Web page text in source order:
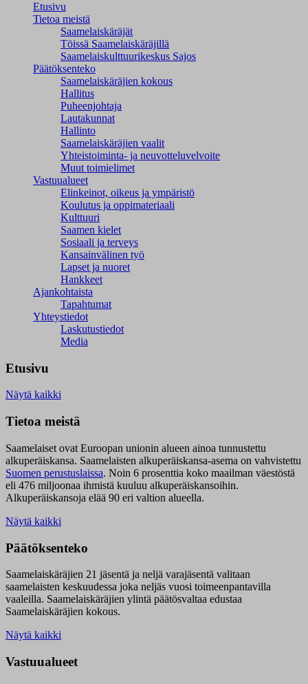
Etusivu
Tietoa meistä
Saamelaiskäräjät
Töissä Saamelaiskäräjillä
Saamelaiskulttuuri­keskus Sajos
Päätöksenteko
Saamelaiskäräjien kokous
Hallitus
Puheenjohtaja
Lautakunnat
Hallinto
Saamelaiskäräjien vaalit
Yhteistoiminta- ja neuvotteluvelvoite
Muut toimielimet
Vastuualueet
Elinkeinot, oikeus ja ympäristö
Koulutus ja oppimateriaali
Kulttuuri
Saamen kielet
Sosiaali ja terveys
Kansainvälinen työ
Lapset ja nuoret
Hankkeet
Ajankohtaista
Tapahtumat
Yhteystiedot
Laskutustiedot
Media
Etusivu
Näytä kaikki
Tietoa meistä
Saamelaiset ovat Euroopan unionin alueen ainoa tunnustettu
alkuperäiskansa. Saamelaisten alkuperäiskansa-asema on vahvistettu
Suomen perustuslaissa. Noin 6 prosenttia koko maailman väestöstä
eli 476 miljoonaa ihmistä kuuluu alkuperäiskansoihin.
Alkuperäiskansoja elää 90 eri valtion alueella.
Näytä kaikki
Päätöksenteko
Saamelaiskäräjien 21 jäsentä ja neljä varajäsentä valitaan
saamelaisten keskuudessa joka neljäs vuosi toimeenpantavilla
vaaleilla. Saamelaiskäräjien ylintä päätösvaltaa edustaa
Saamelaiskäräjien kokous.
Näytä kaikki
Vastuualueet